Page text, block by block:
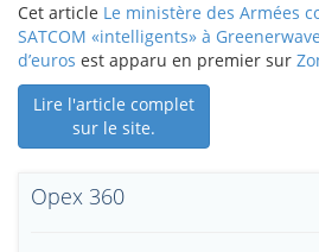
Cet article Le ministère des Armées
SATCOM «intelligents» à
d’euros est apparu en premier sur
Lire l'article complet
sur le site.
Opex 360